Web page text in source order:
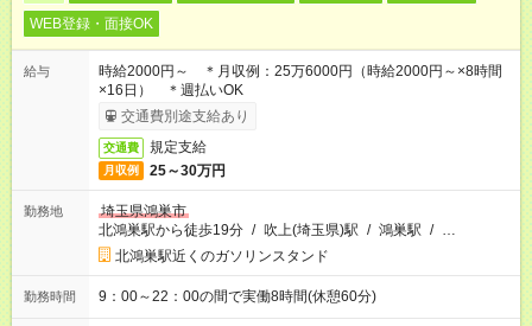
WEB登録・面接OK
給与
時給2000円～ ＊月収例：25万6000円（時給2000円～×8時間
×16日） ＊週払いOK
交通費別途支給あり
交通費 規定支給
月収例 25～30万円
勤務地
埼玉県鴻巣市
北鴻巣駅から徒歩19分 / 吹上(埼玉県)駅 / 鴻巣駅 / …
北鴻巣駅近くのガソリンスタンド
勤務時間 9：00～22：00の間で実働8時間(休憩60分)